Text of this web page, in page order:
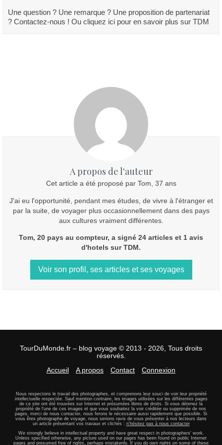
Une question ? Une remarque ? Une proposition de partenariat
? Contactez-nous ! Ou cliquez ici pour en savoir plus sur TDM
A propos de l'auteur
Cet article a été proposé par Tom, 37 ans
J'ai eu l'opportunité, pendant mes études, de vivre à l'étranger et
par la suite, de voyager plus occasionnellement dans des pays
aux cultures vraiment différentes.
Tom, 20 pays au compteur, a signé 24 articles et 1 avis
d'hotels sur TDM.
Voir son profil, ses articles et ses voyages
TourDuMonde.fr – blog voyage © 2013 - 2026, Tous droits
réservés.
Accueil
A propos Contact Connexion
Nous respectons le travail des photographes, et comprenons leur souci de voir leur propriété
intellectuelle respectée. Sauf mention contraire, les images utilisées sur les différentes pages
de ce site ont été trouvées sur Internet et présumées libres de droits. Si vous détenez la
propriété de l'une de ces images et que vous souhaitez la voir créditée ou supprimée de nos
pages, merci de nous contacter, nous ferons le nécessaire aussi rapidement que possible. Si
vous êtes photographe de voyage, nous serions ravis de vous présenter à nos lecteurs dans
un article présentant vos travaux et clichés : n'hésitez pas à nous contacter
We strongly believe in intellectual property and have great respect in photographers' work.
Unless specified otherwise, any picture used on our pages has been found on public Internet
pages and presumed free of rights, perhaps mistakenly. If you do own rights on some of these